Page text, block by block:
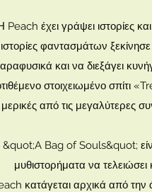
Peach έχει γράψει ιστορίες
ιστορίες φαντασμάτων
και να διεξάγει
στοιχειωμένο σπίτι
από τις μεγαλύτερες
&quot;A Bag of Souls&quot;
μυθιστορήματα να
κατάγεται αρχικά από